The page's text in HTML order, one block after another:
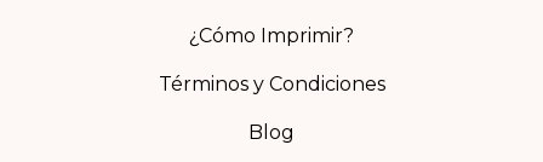
¿Cómo Imprimir?
Términos y Condiciones
Blog